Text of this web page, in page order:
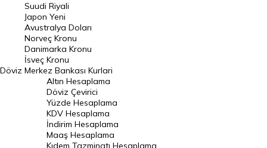
Avustralya Doları
Danimarka Kronu Kuru
Kanada Doları Kuru
Norveç Kronu Kuru
İsveç Kronu Kuru
Japon Yeni Kuru
Serbest Piyasa Döviz Kurları
Döviz
Suudi Riyali
Japon Yeni
Avustralya Doları
Norveç Kronu
Danimarka Kronu
İsveç Kronu
Merkez Bankası Kurlari
Altın Hesaplama
Döviz Çevirici
Yüzde Hesaplama
KDV Hesaplama
İndirim Hesaplama
Maaş Hesaplama
Kıdem Tazminatı Hesaplama